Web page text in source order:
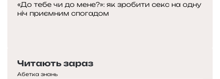
«До тебе чи до мене?»: як зробити секс на одну
ніч приємним спогадом
Читають зараз
Абетка знань